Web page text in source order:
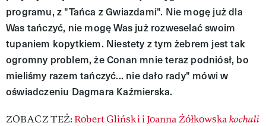
programu, z "Tańca z Gwiazdami". Nie mogę już dla
Was tańczyć, nie mogę Was już rozweselać swoim
tupaniem kopytkiem. Niestety z tym żebrem jest tak
ogromny problem, że Conan mnie teraz podniósł, bo
mieliśmy razem tańczyć... nie dało rady" mówi w
oświadczeniu Dagmara Kaźmierska.
ZOBACZ TEŻ:Robert Gliński i Joanna Żółkowskakochali